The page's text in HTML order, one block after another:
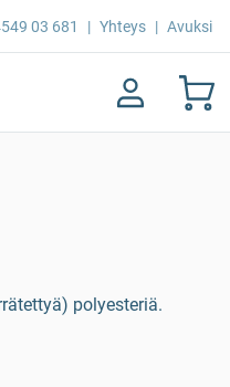
03 681 | Yhteys | Avuksi
polyesteriä.